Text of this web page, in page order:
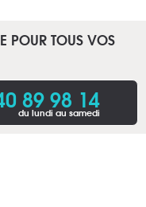
POUR TOUS VOS
89 98 14
du lundi au samedi